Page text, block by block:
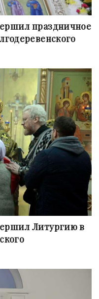
праздничное
Литургию в